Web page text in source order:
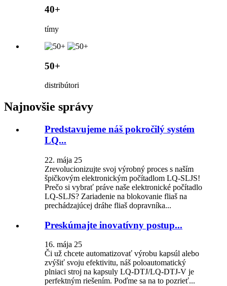
40+
tímy
50+
distribútori
Najnovšie správy
Predstavujeme náš pokročilý systém
LQ...
22. mája 25
Zrevolucionizujte svoj výrobný proces s naším
špičkovým elektronickým počítadlom LQ-SLJS!
Prečo si vybrať práve naše elektronické počítadlo
LQ-SLJS? Zariadenie na blokovanie fliaš na
prechádzajúcej dráhe fliaš dopravníka...
Preskúmajte inovatívny postup...
16. mája 25
Či už chcete automatizovať výrobu kapsúl alebo
zvýšiť svoju efektivitu, náš poloautomatický
plniaci stroj na kapsuly LQ-DTJ/LQ-DTJ-V je
perfektným riešením. Poďme sa na to pozrieť...